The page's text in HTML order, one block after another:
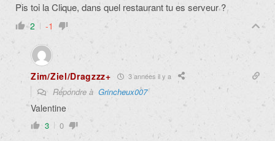
Pis toi la Clique, dans quel restaurant tu es serveur ?
2 -1
Zim/Ziel/Dragzzz+ 3 années il y a
Répondre à Grincheux007
Valentine
3 0